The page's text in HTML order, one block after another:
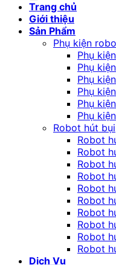
Trang chủ
Giới thiệu
Sản Phẩm
Phụ kiện
Phụ
Phụ
Phụ
Phụ
Phụ
Phụ
Robot hút bụi
Robot
Robot
Robot
Robot
Robot
Robot
Robot
Robot
Robot
Robot
Dịch Vụ